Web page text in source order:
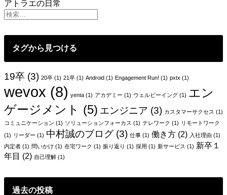
ン
き
た。
ー
ム」
の
良
改
アトラエの日常
タグから見つける
19卒 (3) 20卒 (1) 21卒 (1) Android (1) Engagement Run! (1) pxtx (1)
wevox (8) yenta (1) アカデミー (1) ウェルビーイング (1) エン
ゲージメント (5) エンジニア (3) カスタマーサクセス (1)
コミュニケーション (1) ソリューションフォーカス (1) テレワーク (1) リモートワーク
(1) リーダー (1) 中村誠のブログ(3) 仕事 (1) 働き方 (2) 入社理由 (1)
内定者 (1) 問いかけ (1) 在宅ワーク (1) 振り返り (1) 採用 (1) 新サービス (1) 新卒１
年目 (2) 自己理解 (1)
過去の投稿